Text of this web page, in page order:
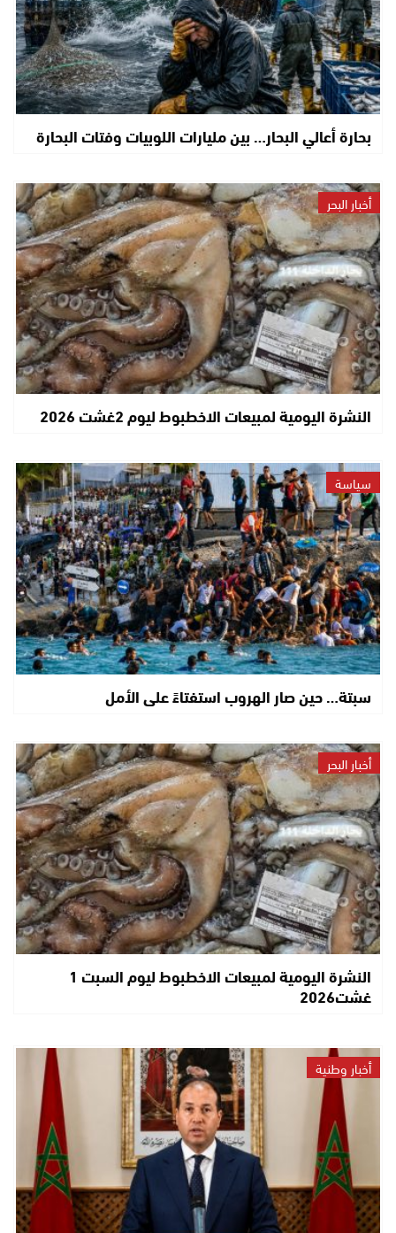
بحارة أعالي البحار… بين مليارات اللوبيات وفتات البحارة
أخبار البحر
النشرة اليومية لمبيعات الاخطبوط ليوم 2غشت 2026
سياسة
سبتة… حين صار الهروب استفتاءً على الأمل
أخبار البحر
النشرة اليومية لمبيعات الاخطبوط ليوم السبت 1
غشت2026
أخبار وطنية